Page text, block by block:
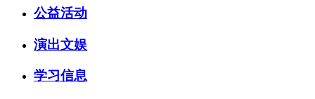
公益活动
演出文娱
学习信息